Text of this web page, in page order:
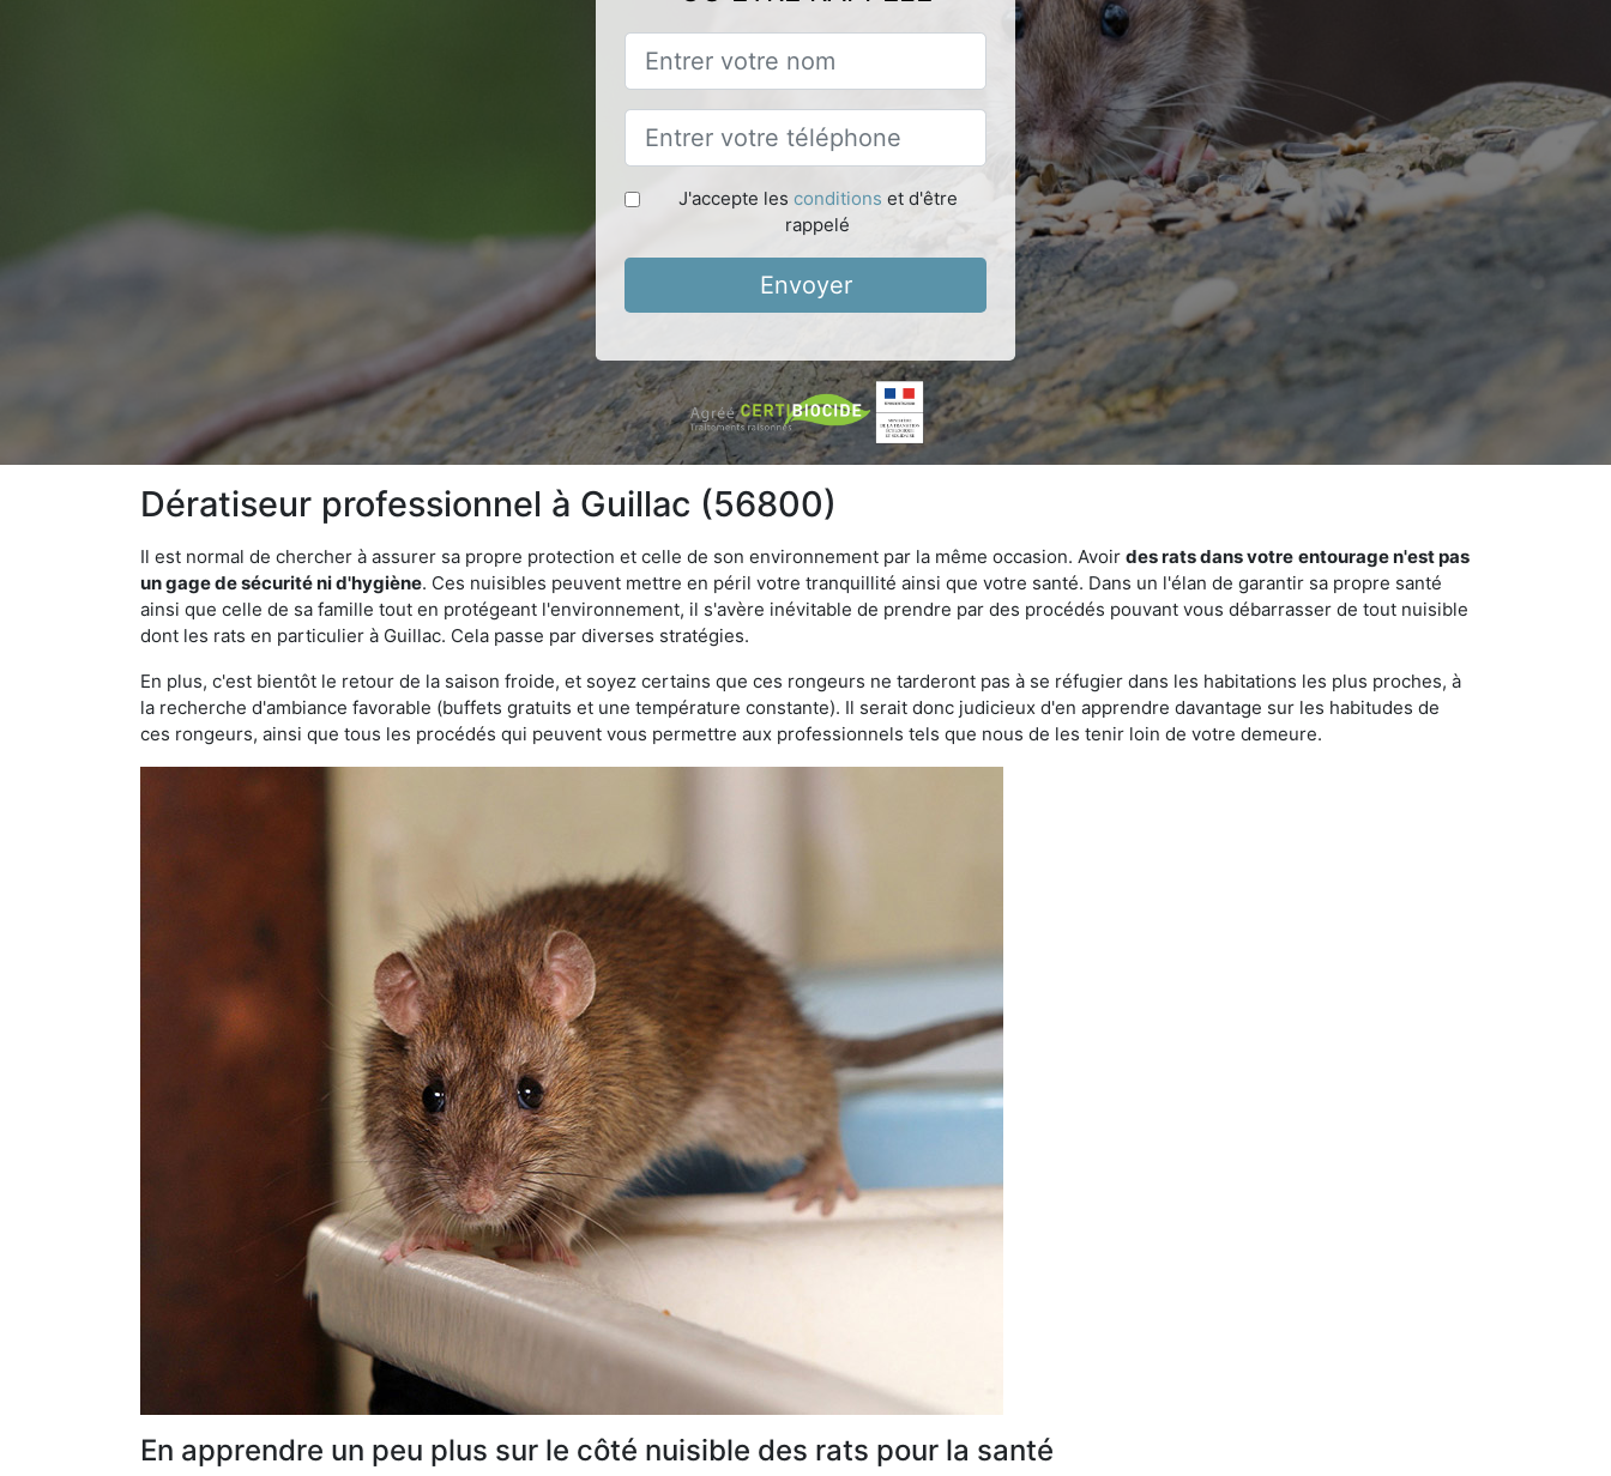
J'accepte les conditions et d'être
rappelé
Envoyer
Dératiseur professionnel à Guillac (56800)
Il est normal de chercher à assurer sa propre protection et celle de son environnement par la même occasion. Avoir des rats dans votre entourage n'est pas
un gage de sécurité ni d'hygiène. Ces nuisibles peuvent mettre en péril votre tranquillité ainsi que votre santé. Dans un l'élan de garantir sa propre santé
ainsi que celle de sa famille tout en protégeant l'environnement, il s'avère inévitable de prendre par des procédés pouvant vous débarrasser de tout nuisible
dont les rats en particulier à Guillac. Cela passe par diverses stratégies.
En plus, c'est bientôt le retour de la saison froide, et soyez certains que ces rongeurs ne tarderont pas à se réfugier dans les habitations les plus proches, à
la recherche d'ambiance favorable (buffets gratuits et une température constante). Il serait donc judicieux d'en apprendre davantage sur les habitudes de
ces rongeurs, ainsi que tous les procédés qui peuvent vous permettre aux professionnels tels que nous de les tenir loin de votre demeure.
En apprendre un peu plus sur le côté nuisible des rats pour la santé